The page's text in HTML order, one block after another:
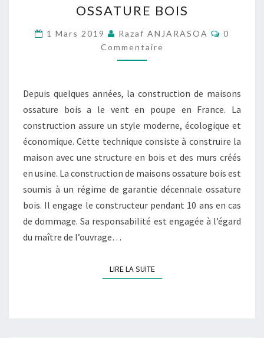
ÉVENTUELS
AVEC
UNE
ASSURANCE
OSSATURE
BOIS
OSSATURE BOIS
1 Mars 2019 Razaf ANJARASOA
0
Commentaire
Depuis quelques années, la construction de maisons
ossature bois a le vent en poupe en France. La
construction assure un style moderne, écologique et
économique. Cette technique consiste à construire la
maison avec une structure en bois et des murs créés
en usine. La construction de maisons ossature bois est
soumis à un régime de garantie décennale ossature
bois. Il engage le constructeur pendant 10 ans en cas
de dommage. Sa responsabilité est engagée à l’égard
du maître de l’ouvrage…
LIRE LA SUITELIRE LA SUITE